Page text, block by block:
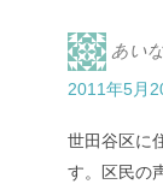
あい
2011年5月
世田谷区に
す。区民の